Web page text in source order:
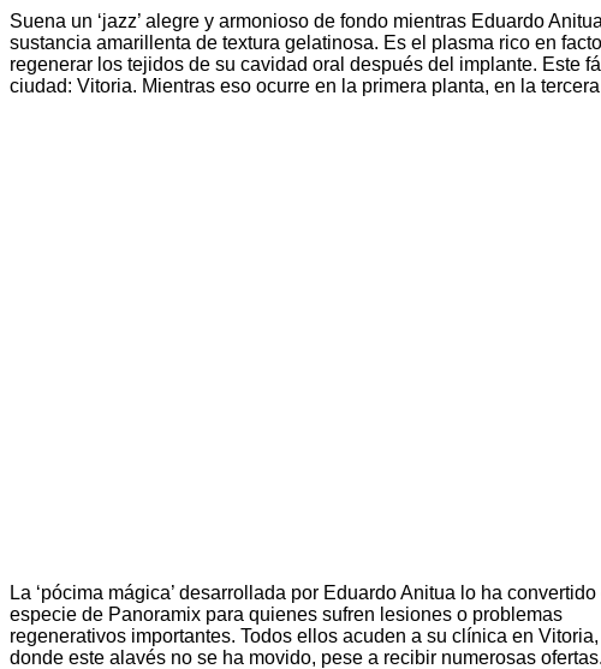
Suena un ‘jazz’ alegre y armonioso de fondo mientras Eduardo
sustancia amarillenta de textura gelatinosa. Es el plasma rico en
regenerar los tejidos de su cavidad oral después del implante. Este
ciudad: Vitoria. Mientras eso ocurre en la primera planta, en la
La ‘pócima mágica’ desarrollada por Eduardo Anitua lo ha convertido
especie de Panoramix para quienes sufren lesiones o problemas
regenerativos importantes. Todos ellos acuden a su clínica en
donde este alavés no se ha movido, pese a recibir numerosas ofertas.